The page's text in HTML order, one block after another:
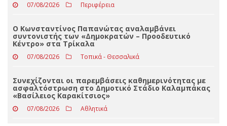
07/08/2026 Περιφέρεια
Ο Κωνσταντίνος Παπανώτας αναλαμβάνει
συντονιστής των «Δημοκρατών – Προοδευτικό
Κέντρο» στα Τρίκαλα
07/08/2026 Τοπικά - Θεσσαλικά
Συνεχίζονται οι παρεμβάσεις καθημερινότητας με
ασφαλτόστρωση στο Δημοτικό Στάδιο Καλαμπάκας
«Βασίλειος Καρακίτσιος»
07/08/2026 Αθλητικά